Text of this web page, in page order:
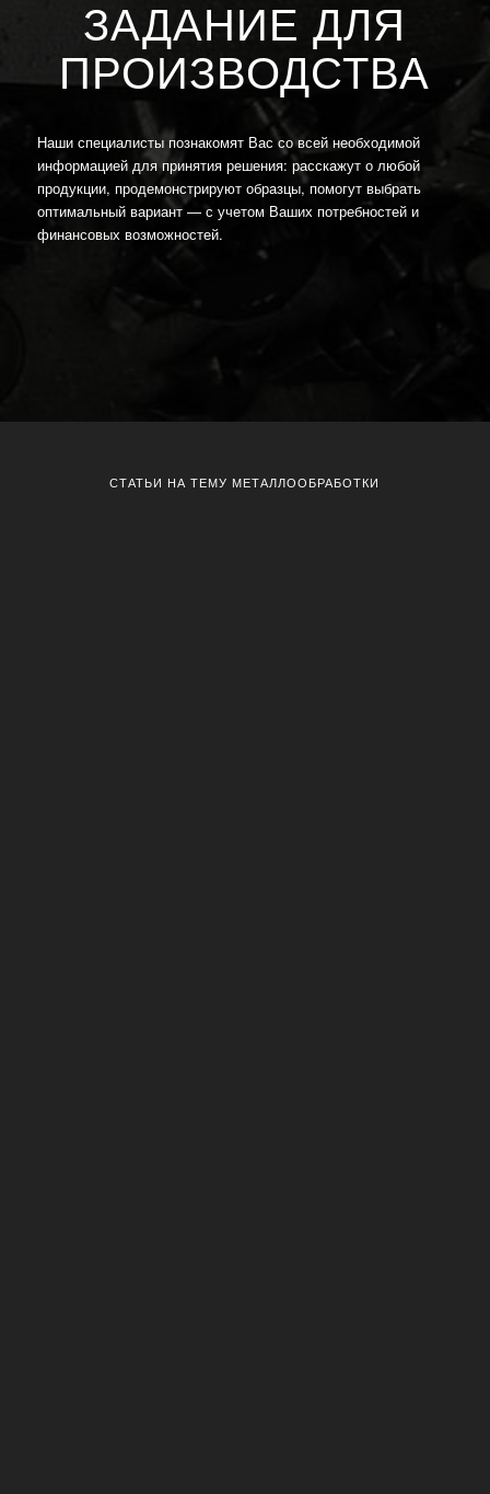
ЗАДАНИЕ ДЛЯ
ПРОИЗВОДСТВА
Наши специалисты познакомят Вас со всей необходимой
информацией для принятия решения: расскажут о любой
продукции, продемонстрируют образцы, помогут выбрать
оптимальный вариант — с учетом Ваших потребностей и
финансовых возможностей.
СТАТЬИ НА ТЕМУ МЕТАЛЛООБРАБОТКИ